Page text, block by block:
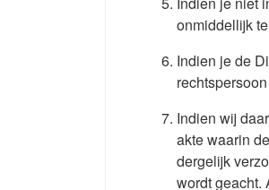
onmiddellijk
Indien je de
Indien wij
akte waarin
dergelijk
wordt geacht.